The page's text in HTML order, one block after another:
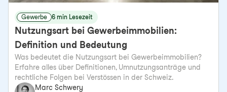
Gewerbe 6 min Lesezeit
Nutzungsart bei Gewerbeimmobilien:
Definition und Bedeutung
Was bedeutet die Nutzungsart bei Gewerbeimmobilien?
Erfahre alles über Definitionen, Umnutzungsanträge und
rechtliche Folgen bei Verstössen in der Schweiz.
Marc Schwery